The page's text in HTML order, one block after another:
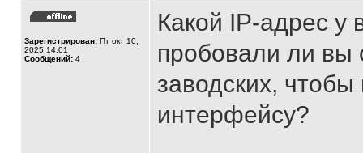
Зарегистрирован: Пт окт 10,
2025 14:01
Сообщений: 4
Какой IP-адрес у
пробовали ли вы
заводских, чтобы
интерфейсу?